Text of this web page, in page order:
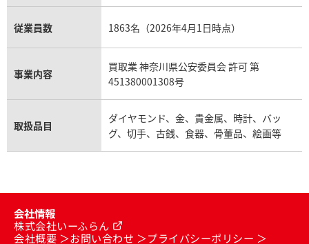
従業員数 1863名（2026年4月1日時点）
事業内容
買取業 神奈川県公安委員会 許可 第
451380001308号
取扱品目
ダイヤモンド、金、貴金属、時計、バッ
グ、切手、古銭、食器、骨董品、絵画等
会社情報
株式会社いーふらん
会社概要
お問い合わせ
プライバシーポリシー